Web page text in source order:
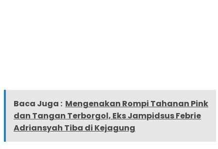
Baca Juga : Mengenakan Rompi Tahanan Pink
dan Tangan Terborgol, Eks Jampidsus Febrie
Adriansyah Tiba di Kejagung